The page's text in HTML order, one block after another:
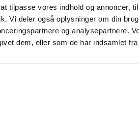
tilpasse vores indhold og annoncer,
Vi deler også oplysninger om din
og analysepartnere.
dem, eller som de har indsamlet
Tønder